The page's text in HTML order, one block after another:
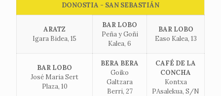
DONOSTIA - SAN SEBASTIÁN
ARATZ
Igara Bidea, 15
BAR LOBO
Peña y Goñi
Kalea, 6
BAR LOBO
Easo Kalea, 13
BAR LOBO
José Maria Sert
Plaza, 10
BERA BERA
Goiko
Galtzara
Berri, 27
CAFÉ DE LA
CONCHA
Kontxa
PAsalekua, S/N